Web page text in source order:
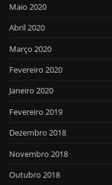
Maio 2020
Abril 2020
Março 2020
Fevereiro 2020
Janeiro 2020
Fevereiro 2019
Dezembro 2018
Novembro 2018
Outubro 2018